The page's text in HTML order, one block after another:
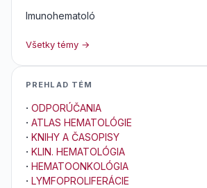
Imunohematoló
Všetky témy →
PREHLAD TÉM
· ODPORÚČANIA
· ATLAS HEMATOLÓGIE
· KNIHY A ČASOPISY
· KLIN. HEMATOLÓGIA
· HEMATOONKOLÓGIA
· LYMFOPROLIFERÁCIE